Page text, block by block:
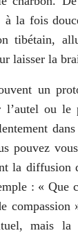
à la fois
tibétain,
laisser la
un
l’autel ou le
dans
pouvez
la diffusion
: « Que
compassion
mais la